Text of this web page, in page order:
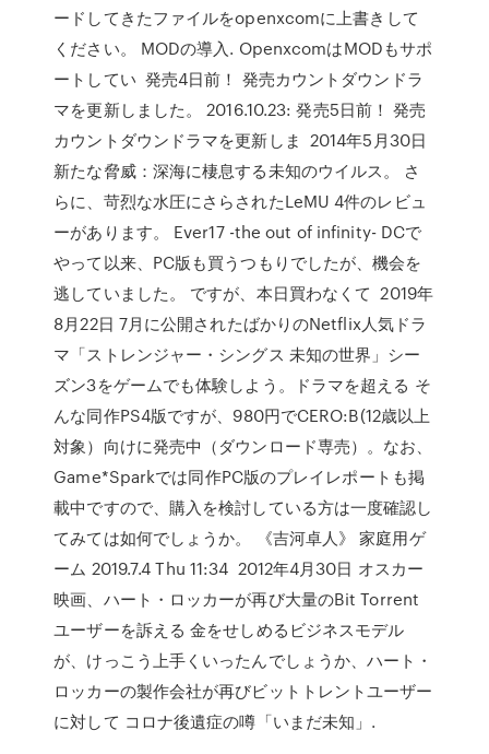
ードしてきたファイルをopenxcomに上書きして
ください。 MODの導入. OpenxcomはMODもサポ
ートしてい 発売4日前！ 発売カウントダウンドラ
マを更新しました。 2016.10.23: 発売5日前！ 発売
カウントダウンドラマを更新しま 2014年5月30日
新たな脅威：深海に棲息する未知のウイルス。 さ
らに、苛烈な水圧にさらされたLeMU 4件のレビュ
ーがあります。 Ever17 -the out of infinity- DCで
やって以来、PC版も買うつもりでしたが、機会を
逃していました。 ですが、本日買わなくて 2019年
8月22日 7月に公開されたばかりのNetflix人気ドラ
マ「ストレンジャー・シングス 未知の世界」シー
ズン3をゲームでも体験しよう。ドラマを超える そ
んな同作PS4版ですが、980円でCERO:B(12歳以上
対象）向けに発売中（ダウンロード専売）。なお、
Game*Sparkでは同作PC版のプレイレポートも掲
載中ですので、購入を検討している方は一度確認し
てみては如何でしょうか。 《吉河卓人》 家庭用ゲ
ーム 2019.7.4 Thu 11:34 2012年4月30日 オスカー
映画、ハート・ロッカーが再び大量のBit Torrent
ユーザーを訴える 金をせしめるビジネスモデル
が、けっこう上手くいったんでしょうか、ハート・
ロッカーの製作会社が再びビットトレントユーザー
に対して コロナ後遺症の噂「いまだ未知」.